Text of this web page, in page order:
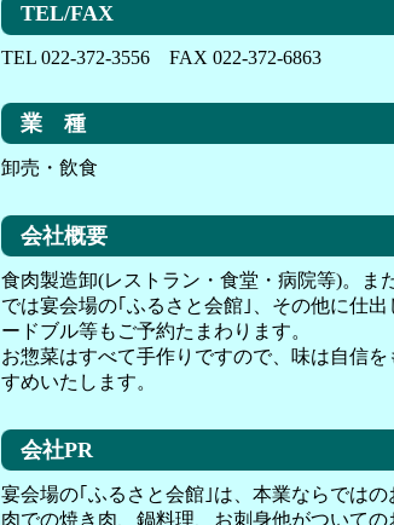
TEL/FAX
TEL 022-372-3556 FAX 022-372-6863
業 種
卸売・飲食
会社概要
食肉製造卸(レストラン・食堂・病院等)。ま
では宴会場の｢ふるさと会館｣、その他に仕出
ードブル等もご予約たまわります。
お惣菜はすべて手作りですので、味は自信を
すめいたします。
会社PR
宴会場の｢ふるさと会館｣は、本業ならではの
肉での焼き肉、鍋料理、お刺身他がついての